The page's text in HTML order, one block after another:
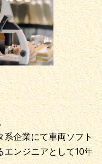
企業にて車両ソフト
エンジニアとして10年